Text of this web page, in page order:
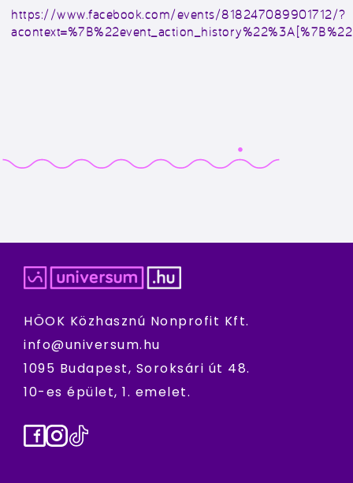
https://www.facebook.com/events/818247089901712/?
HÖOK Közhasznú Nonprofit Kft.
info@universum.hu
1095 Budapest, Soroksári út 48.
10-es épület, 1. emelet.
Facebook
Instagram
TikTok